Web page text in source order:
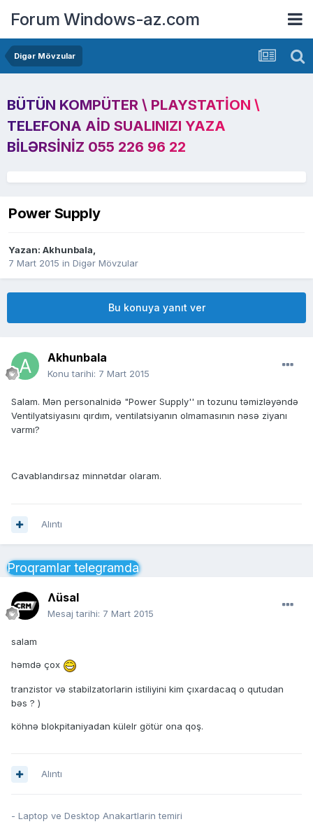
Forum Windows-az.com
Digər Mövzular
BÜTÜN KOMPÜTER \ PLAYSTATION \
TELEFONA AID SUALINIZI YAZA
BILƏRSINIZ 055 226 96 22
Power Supply
Yazan: Akhunbala,
7 Mart 2015 in Digər Mövzular
Bu konuya yanıt ver
Akhunbala
Konu tarihi: 7 Mart 2015
Salam. Mən personalnidə "Power Supply'' ın tozunu təmizləyəndə
Ventilyatsiyasını qırdım, ventilatsiyanın olmamasının nəsə ziyanı
varmı?
Cavablandırsaz minnətdar olaram.
Alıntı
Proqramlar telegramda
Ʌüsal
Mesaj tarihi: 7 Mart 2015
salam
həmdə çox
tranzistor və stabilzatorlarin istiliyini kim çıxardacaq o qutudan
bəs ? )
köhnə blokpitaniyadan külelr götür ona qoş.
Alıntı
- Laptop ve Desktop Anakartlarin temiri